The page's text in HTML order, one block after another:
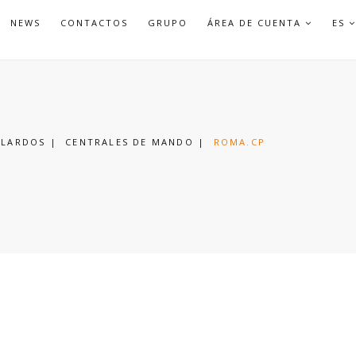
NEWS CONTACTOS GRUPO ÁREA DE CUENTA APRIES
| CENTRALES DE MANDO | ROMA.CP